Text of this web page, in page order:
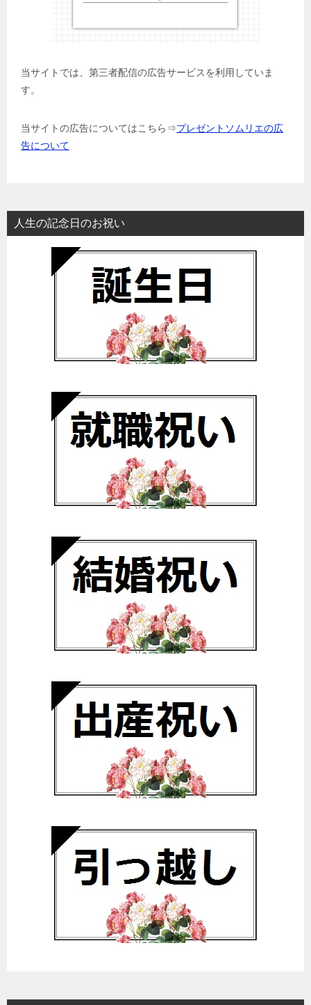
当サイトでは、第三者配信の広告サービスを利用していま
す。
当サイトの広告についてはこちら⇒プレゼントソムリエの広
告について
人生の記念日のお祝い